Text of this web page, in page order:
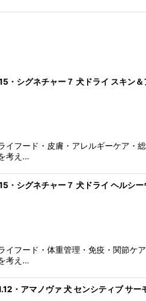
・シグネチャー７ 犬ドライ スキン
イフード・皮膚・アレルギーケア
考え…
・シグネチャー７ 犬ドライ ヘルシ
イフード・体重管理・免疫・関節
考え…
・アマノヴァ 犬 センシティブ